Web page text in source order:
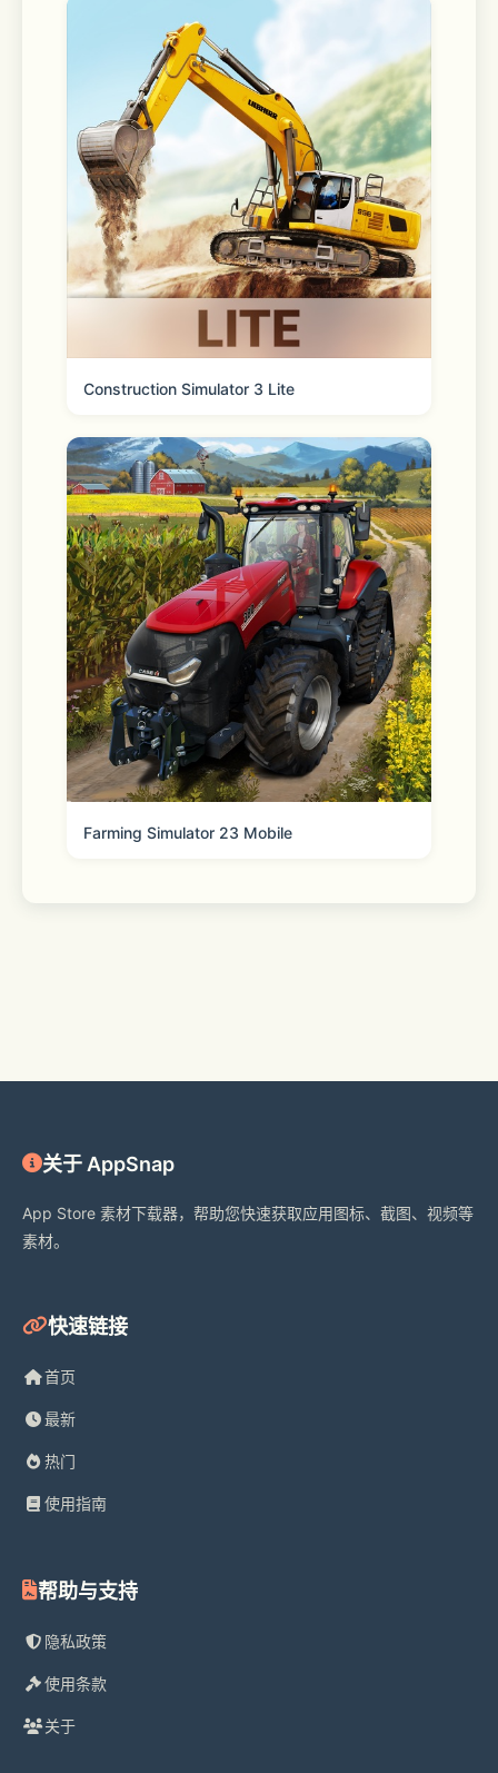
Construction Simulator 3 Lite
Farming Simulator 23 Mobile
关于 AppSnap
App Store 素材下载器，帮助您快速获取应用图标、截图、视频等
素材。
快速链接
首页
最新
热门
使用指南
帮助与支持
隐私政策
使用条款
关于